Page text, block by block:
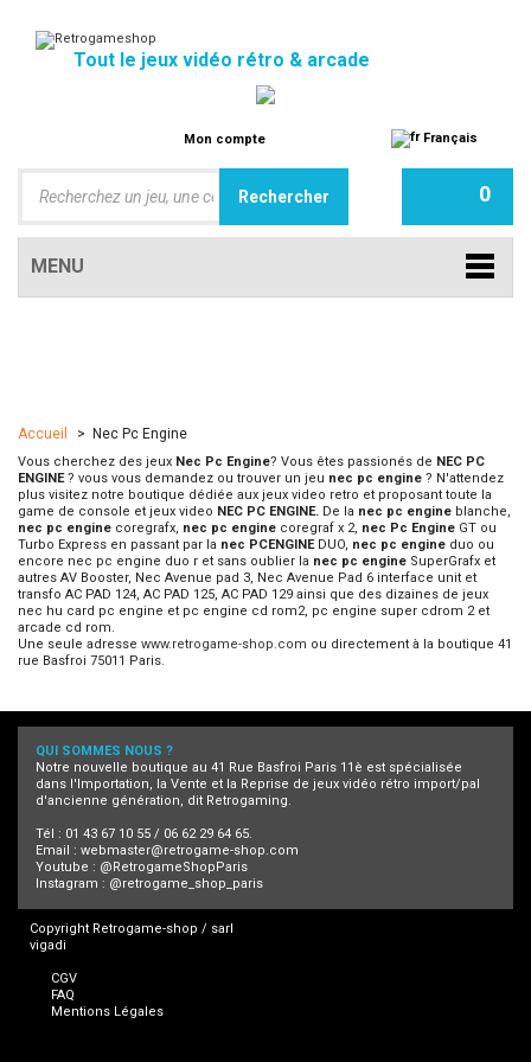
Tout le jeux vidéo rétro & arcade
Mon compte Français
0
MENU
Accueil > Nec Pc Engine
Vous cherchez des jeux Nec Pc Engine? Vous êtes passionés de NEC PC
ENGINE? vous vous demandez ou trouver un jeu nec pc engine ? N'attendez
plus visitez notre boutique dédiée aux jeux video retro et proposant toute la
game de console et jeux video NEC PC ENGINE. De la nec pc engine blanche,
nec pc engine coregrafx, nec pc engine coregraf x 2, nec Pc Engine GT ou
Turbo Express en passant par la nec PCENGINEDUO, nec pc engine duo ou
encore nec pc engine duo r et sans oublier la nec pc engine SuperGrafx et
autres AV Booster, Nec Avenue pad 3, Nec Avenue Pad 6 interface unit et
transfo AC PAD 124, AC PAD 125, AC PAD 129 ainsi que des dizaines de jeux
nec hu card pc engine et pc engine cd rom2, pc engine super cdrom 2 et
arcade cd rom.
Une seule adresse www.retrogame-shop.com ou directement à la boutique 41
rue Basfroi 75011 Paris.
QUI SOMMES NOUS ?
Notre nouvelle boutique au 41 Rue Basfroi Paris 11è est spécialisée
dans l'Importation, la Vente et la Reprise de jeux vidéo rétro import/pal
d'ancienne génération, dit Retrogaming.
Tél : 01 43 67 10 55 / 06 62 29 64 65.
Email : webmaster@retrogame-shop.com
Youtube : @RetrogameShopParis
Instagram : @retrogame_shop_paris
Copyright Retrogame-shop / sarl
vigadi
CGV
FAQ
Mentions Légales